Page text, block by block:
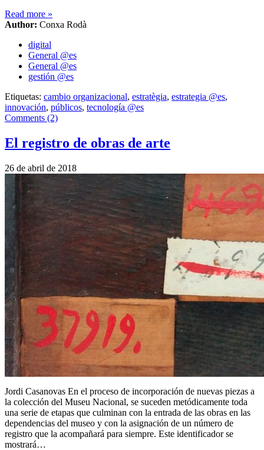
Read more »
Author: Conxa Rodà
digital
General @es
General @es
gestión @es
Etiquetas: cambio organizacional, estratègia, estrategia @es,
innovación, públicos, tecnología @es
Comments (2)
El registro de obras de arte
26 de abril de 2018
Jordi Casanovas En el proceso de incorporación de nuevas piezas a
la colección del Museu Nacional, se suceden metódicamente toda
una serie de etapas que culminan con la entrada de las obras en las
dependencias del museo y con la asignación de un número de
registro que la acompañará para siempre. Este identificador se
mostrará…